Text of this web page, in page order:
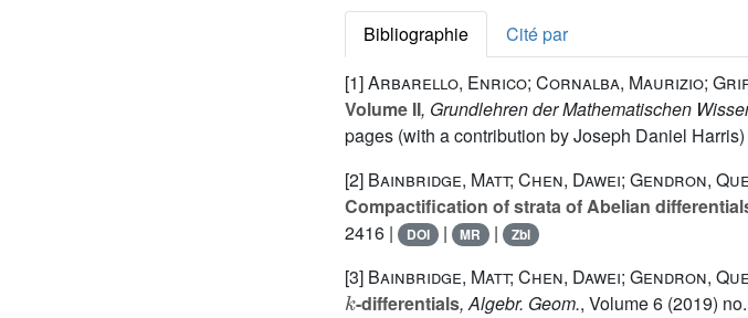
Bibliographie
Cité par
[1]Arbarello, Enrico; Cornalba, Maurizio;
Volume II, Grundlehren der Mathematischen
pages (with a contribution by Joseph Daniel Harris)
[2] Bainbridge, Matt; Chen, Dawei; Gendron,
Compactification of strata of Abelian
2416 |
DOI | MR | Zbl
[3] Bainbridge, Matt; Chen, Dawei; Gendron,
k
-differentials, Algebr. Geom., Volume 6(2019)